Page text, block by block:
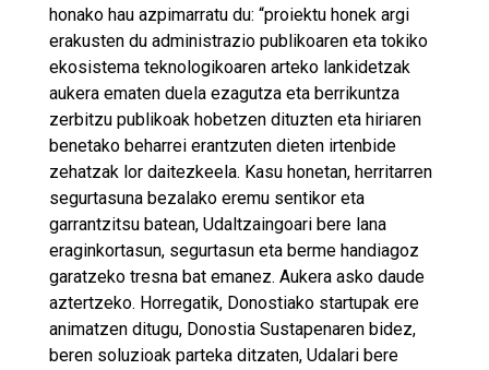
honako hau azpimarratu du: “proiektu honek argi
erakusten du administrazio publikoaren eta tokiko
ekosistema teknologikoaren arteko lankidetzak
aukera ematen duela ezagutza eta berrikuntza
zerbitzu publikoak hobetzen dituzten eta hiriaren
benetako beharrei erantzuten dieten irtenbide
zehatzak lor daitezkeela. Kasu honetan, herritarren
segurtasuna bezalako eremu sentikor eta
garrantzitsu batean, Udaltzaingoari bere lana
eraginkortasun, segurtasun eta berme handiagoz
garatzeko tresna bat emanez. Aukera asko daude
aztertzeko. Horregatik, Donostiako startupak ere
animatzen ditugu, Donostia Sustapenaren bidez,
beren soluzioak parteka ditzaten, Udalari bere